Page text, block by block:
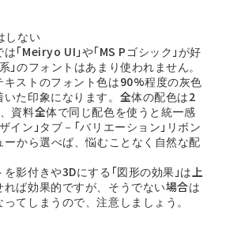
しない
「Meiryo UI」や「MS Pゴシック」が好
」のフォントはあまり使われません。
キストのフォント色は90%程度の灰色
いた印象になります。全体の配色は2
資料全体で同じ配色を使うと統一感
イン」タブ－「バリエーション」リボン
ーから選べば、悩むことなく自然な配
影付きや3Dにする「図形の効果」は上
ば効果的ですが、そうでない場合は
てしまうので、注意しましょう。